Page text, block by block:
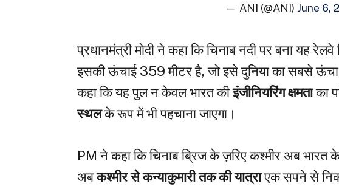
— ANI (@ANI) June 6,
प्रधानमंत्री मोदी ने कहा कि चिनाब नदी पर बना यह
इसकी ऊंचाई 359 मीटर है, जो इसे दुनिया का सबसे ऊंचा
कहा कि यह पुल न केवल भारत कीइंजीनियरिंग क्षमताका
स्थलके रूप में भी पहचाना जाएगा।
PM ने कहा कि चिनाब ब्रिज के ज़रिए कश्मीर अब
अबकश्मीर से कन्याकुमारी तक की यात्राएक सपने से